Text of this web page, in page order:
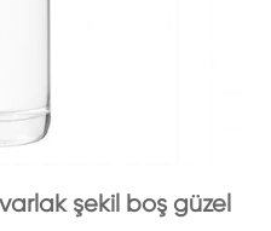
şekil boş güzel